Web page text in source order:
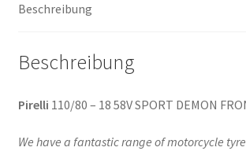
Beschreibung
Beschreibung
Pirelli 110/80 – 18 58V SPORT DEMON
We have a fantastic range of motorcycle